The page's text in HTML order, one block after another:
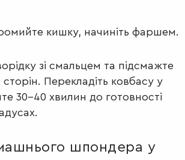
кишку, начиніть фаршем.
зі смальцем та підсмажте
Перекладіть ковбасу у
30-40 хвилин до готовності
шпондера у